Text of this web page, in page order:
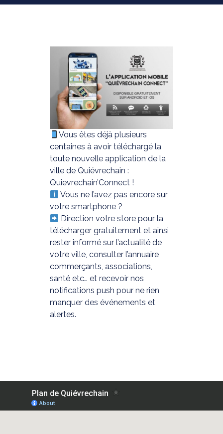
Vous êtes déjà plusieurs
centaines à avoir téléchargé la
toute nouvelle application de la
ville de Quiévrechain :
Quievrechain’Connect !
Vous ne l’avez pas encore sur
votre smartphone ?
Direction votre store pour la
télécharger gratuitement et ainsi
rester informé sur l’actualité de
votre ville, consulter l’annuaire
commerçants, associations,
santé etc… et recevoir nos
notifications push pour ne rien
manquer des événements et
alertes.